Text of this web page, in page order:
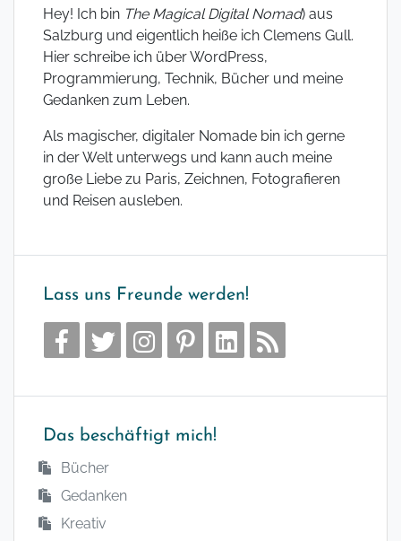
Hey! Ich bin The Magical Digital Nomad) aus
Salzburg und eigentlich heiße ich Clemens Gull.
Hier schreibe ich über WordPress,
Programmierung, Technik, Bücher und meine
Gedanken zum Leben.
Als magischer, digitaler Nomade bin ich gerne
in der Welt unterwegs und kann auch meine
große Liebe zu Paris, Zeichnen, Fotografieren
und Reisen ausleben.
Lass uns Freunde werden!
Das beschäftigt mich!
Bücher
Gedanken
Kreativ